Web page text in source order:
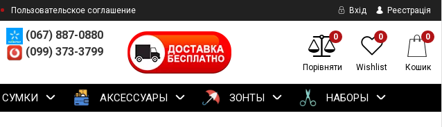
Пользовательское соглашение Вхід Реєстрація
(067) 887-0880
(099) 373-3799
0
Порівняти
0
Wishlist
0
Кошик
СУМКИ АКСЕССУАРЫ ЗОНТЫ НАБОРЫ